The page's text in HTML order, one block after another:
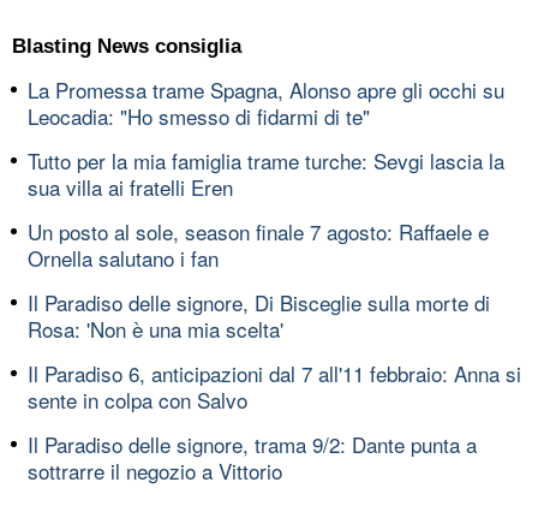
Blasting News consiglia
La Promessa trame Spagna, Alonso apre gli occhi su
Leocadia: "Ho smesso di fidarmi di te"
Tutto per la mia famiglia trame turche: Sevgi lascia la
sua villa ai fratelli Eren
Un posto al sole, season finale 7 agosto: Raffaele e
Ornella salutano i fan
Il Paradiso delle signore, Di Bisceglie sulla morte di
Rosa: 'Non è una mia scelta'
Il Paradiso 6, anticipazioni dal 7 all'11 febbraio: Anna si
sente in colpa con Salvo
Il Paradiso delle signore, trama 9/2: Dante punta a
sottrarre il negozio a Vittorio